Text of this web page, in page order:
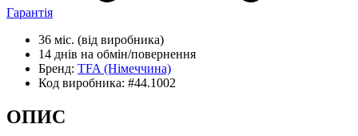
Гарантія
36 міс. (від виробника)
14 днів на обмін/повернення
Бренд: TFA (Німеччина)
Код виробника: #44.1002
ОПИС